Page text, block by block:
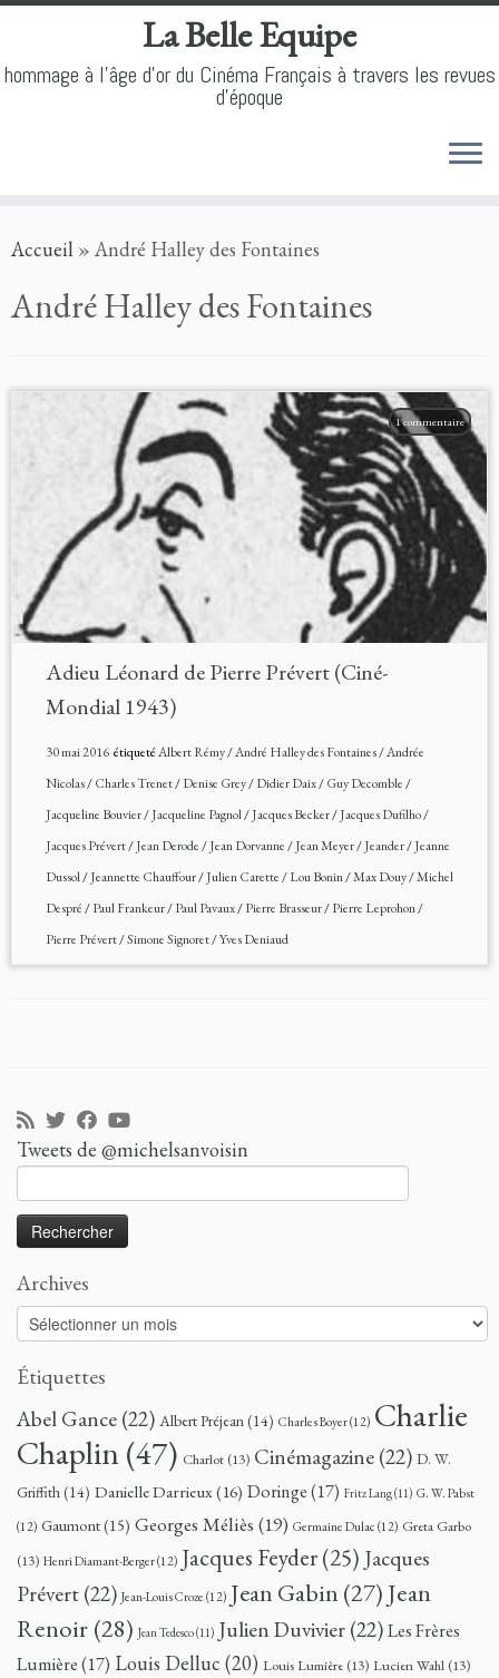
to
La Belle Equipe
hommage à l'âge d'or du Cinéma Français à travers les revues
d'époque
Accueil » André Halley des Fontaines
André Halley des Fontaines
1 commentaire
Adieu Léonard de Pierre Prévert (Ciné-
Mondial 1943)
30 mai 2016étiquetéAlbert Rémy/André Halley des Fontaines/Andrée
Nicolas/Charles Trenet/Denise Grey/Didier Daix/Guy Decomble/
Jacqueline Bouvier/Jacqueline Pagnol/Jacques Becker/Jacques Dufilho/
Jacques Prévert/Jean Derode/Jean Dorvanne/Jean Meyer/Jeander/Jeanne
Dussol/Jeannette Chauffour/Julien Carette/Lou Bonin/Max Douy/Michel
Despré/Paul Frankeur/Paul Pavaux/Pierre Brasseur/Pierre Leprohon/
Pierre Prévert/Simone Signoret/Yves Deniaud
Tweets de @michelsanvoisin
Archives
Archives
Étiquettes
Abel Gance(22) Albert Préjean(14) Charles Boyer(12) Charlie
Chaplin(47) Charlot (13) Cinémagazine(22) D. W.
Griffith(14) Danielle Darrieux(16) Doringe(17) Fritz Lang(11) G. W. Pabst
(12) Gaumont(15) Georges Méliès (19) Germaine Dulac (12) Greta Garbo
(13) Henri Diamant-Berger(12) Jacques Feyder(25) Jacques
Prévert(22) Jean-Louis Croze (12) Jean Gabin (27) Jean
Renoir (28) Jean Tedesco(11) Julien Duvivier(22)Les Frères
Lumière(17) Louis Delluc (20) Louis Lumière (13) Lucien Wahl (13)